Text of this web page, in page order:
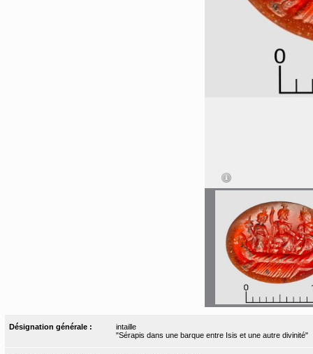
Désignation générale :
intaille
"Sérapis dans une barque entre Isis et une autre divinité"